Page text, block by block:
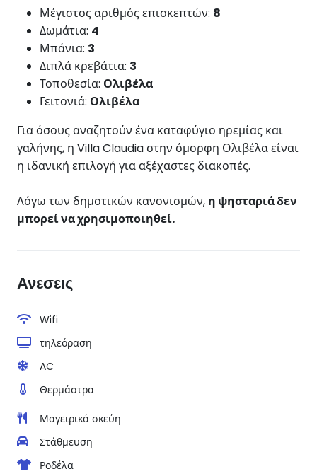
Μέγιστος αριθμός επισκεπτών: 8
Δωμάτια: 4
Μπάνια: 3
Διπλά κρεβάτια: 3
Τοποθεσία: Ολιβέλα
Γειτονιά: Ολιβέλα
Για όσους αναζητούν ένα καταφύγιο ηρεμίας και
γαλήνης, η Villa Claudia στην όμορφη Ολιβέλα είναι
η ιδανική επιλογή για αξέχαστες διακοπές.
Λόγω των δημοτικών κανονισμών, η ψησταριά δεν
μπορεί να χρησιμοποιηθεί.
Ανεσεις
Wifi
τηλεόραση
AC
Θερμάστρα
Μαγειρικά σκεύη
Στάθμευση
Ροδέλα